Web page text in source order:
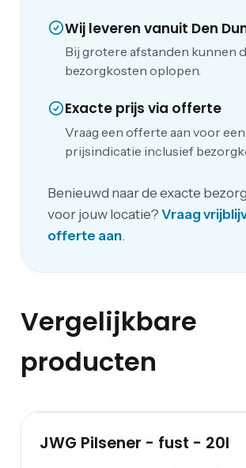
Wij leveren vanuit Den
Bij grotere afstanden kunnen
bezorgkosten oplopen.
Exacte prijs via offerte
Vraag een offerte aan voor
prijsindicatie inclusief
Benieuwd naar de exacte
voor jouw locatie?Vraag
offerte aan.
Vergelijkbare
producten
JWG Pilsener - fust - 20l